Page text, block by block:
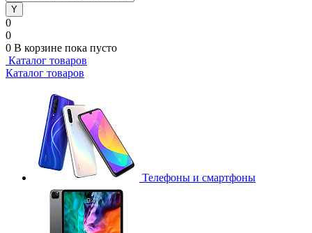
0
0
0 В корзине пока пусто
Каталог товаров
Каталог товаров
Телефоны и смартфоны